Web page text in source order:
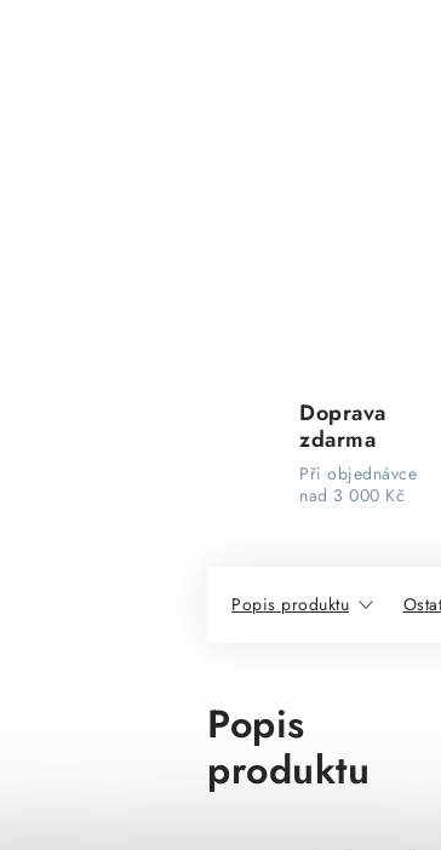
Doprava
zdarma
Při objednávce
nad 3 000 Kč
Popis produktu
Popis
produktu